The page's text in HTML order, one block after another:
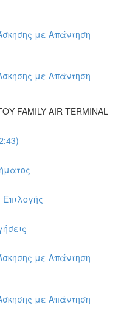
με Απάντηση
με Απάντηση
FAMILY AIR TERMINAL
με Απάντηση
με Απάντηση